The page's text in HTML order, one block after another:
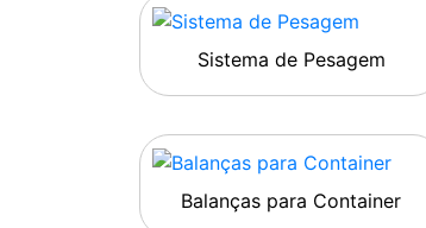
Sistema de Pesagem
Balanças para Container